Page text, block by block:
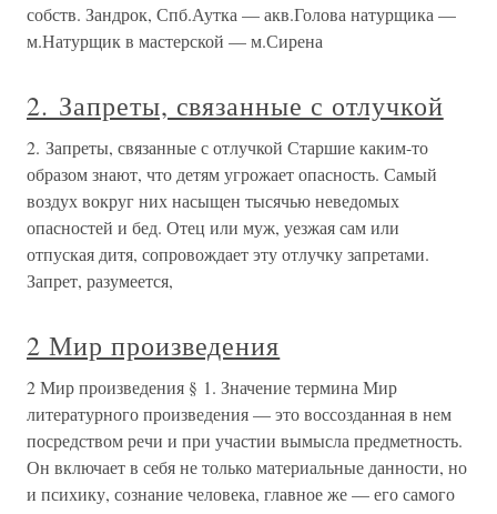
собств. Зандрок, Спб.Аутка — акв.Голова натурщика —
м.Натурщик в мастерской — м.Сирена
2. Запреты, связанные с отлучкой
2. Запреты, связанные с отлучкой Старшие каким-то
образом знают, что детям угрожает опасность. Самый
воздух вокруг них насыщен тысячью неведомых
опасностей и бед. Отец или муж, уезжая сам или
отпуская дитя, сопровождает эту отлучку запретами.
Запрет, разумеется,
2 Мир произведения
2 Мир произведения § 1. Значение термина Мир
литературного произведения — это воссозданная в нем
посредством речи и при участии вымысла предметность.
Он включает в себя не только материальные данности, но
и психику, сознание человека, главное же — его самого